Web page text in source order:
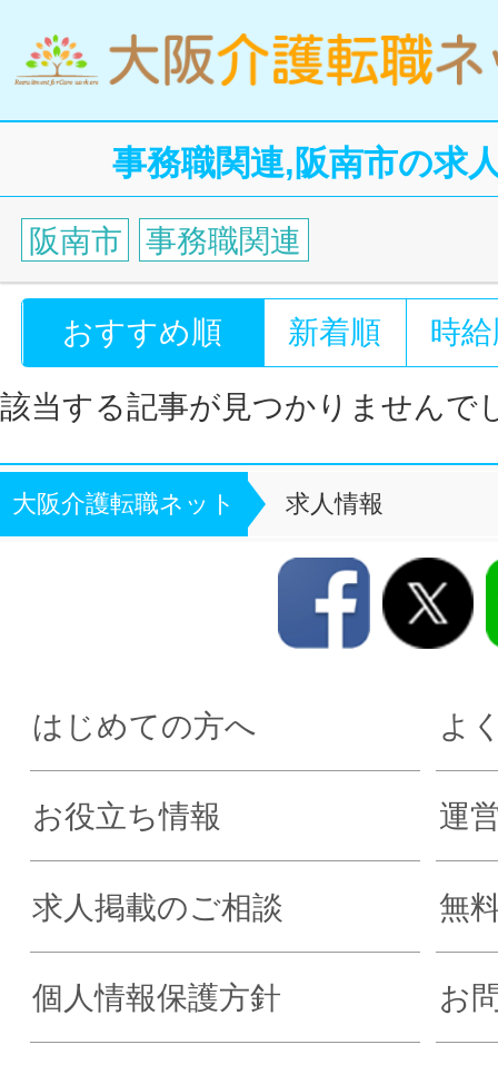
事務職関連,阪南市の求
阪南市 事務職関連
おすすめ順 新着順 時
該当する記事が見つかりませんで
大阪介護転職ネット 求人情報
はじめての方へ よ
お役立ち情報 運
求人掲載のご相談 無
個人情報保護方針 お